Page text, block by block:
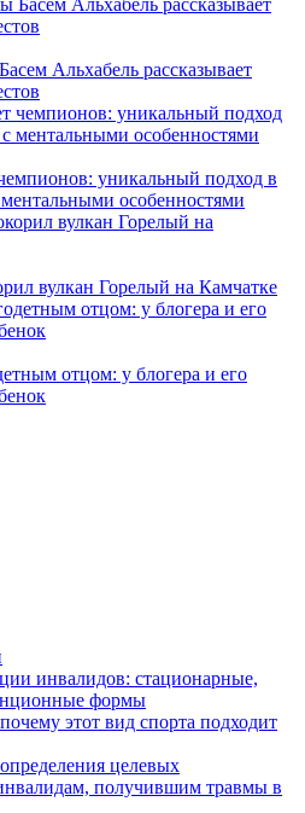
Альхабель рассказывает
уникальный подход в
особенностями
вулкан Горелый на Камчатке
отцом: у блогера и его
инвалидов: стационарные,
формы
этот вид спорта подходит
целевых
получившим травмы в